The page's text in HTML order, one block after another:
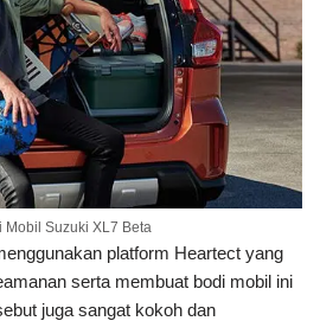
Mobil Suzuki XL7 Beta
platform Heartect yang
serta membuat bodi mobil ini
juga sangat kokoh dan